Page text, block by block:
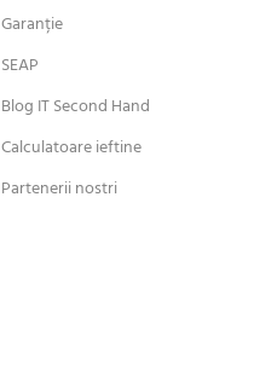
Garanție
SEAP
Blog IT Second Hand
Calculatoare ieftine
Partenerii nostri